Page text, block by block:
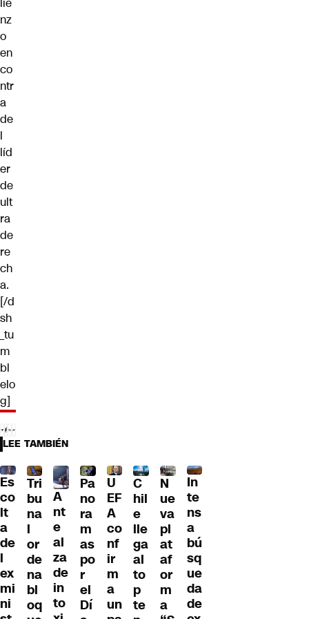
nz
o
en
co
ntr
a
de
l
líd
er
de
ult
ra
de
re
ch
a.
[/d
sh
_tu
m
bl
elo
g]
LEE TAMBIÉN
Es
co
lt
a
de
l
ex
mi
ni
Tri
bu
na
l
or
de
na
bl
oq
A
nt
e
al
za
de
in
to
Pa
no
ra
m
as
po
r
el
Dí
U
EF
A
co
nf
ir
m
a
un
C
hil
e
lle
ga
al
to
p
te
N
ue
va
pl
at
af
or
m
a
In
te
ns
a
bú
sq
ue
da
de